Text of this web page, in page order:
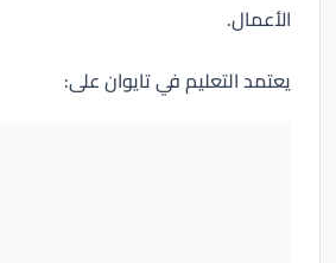
الأعمال.
يعتمد التعليم في تايوان على: